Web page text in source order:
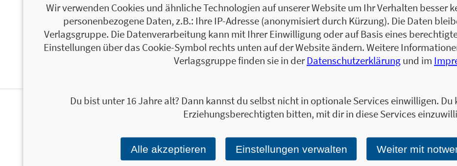
Dallas Morning News. Lowe wuchs in
und San Diego Business and Economics sowie
Stipendium der Wharton Business School.
Zum Profil von Janet Lowe
NEWSLETTER FINANZBUCH VERLAG
Ja, ich will mit dem kostenlosen Newsletter des
Einmal pro Monat landen die aktuellsten
in Ihrem E-Mail-Postfach.
Bestellen Sie jetzt den
Wir verwenden Cookies und ähnliche Technologien auf unserer Website um Ihr Verhalten besser
personenbezogene Daten, z.B.: Ihre IP-Adresse (anonymisiert durch Kürzung). Die Daten
Verlagsgruppe. Die Datenverarbeitung kann mit Ihrer Einwilligung oder auf Basis eines
Einstellungen über das Cookie-Symbol rechts unten auf der Website ändern. Weitere
Verlagsgruppe finden sie in derDatenschutzerklärungund im
Du bist unter 16 Jahre alt? Dann kannst du selbst nicht in optionale Services einwilligen.
Erziehungsberechtigten bitten, mit dir in diese Services
Alle akzeptieren Einstellungen verwalten Weiter mit